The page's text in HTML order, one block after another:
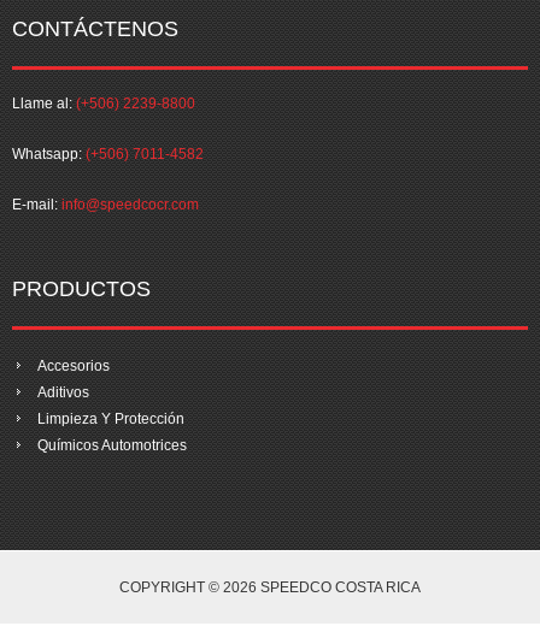
CONTÁCTENOS
Llame al: (+506) 2239-8800
Whatsapp: (+506) 7011-4582
E-mail: info@speedcocr.com
PRODUCTOS
Accesorios
Aditivos
Limpieza Y Protección
Químicos Automotrices
COPYRIGHT © 2026 SPEEDCO COSTA RICA